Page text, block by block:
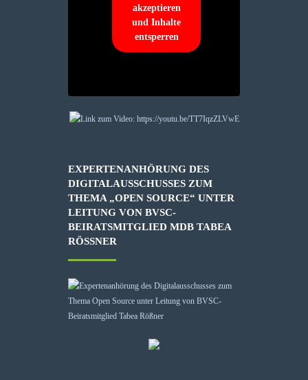
akzeptieren
und Inhalte
entsperren
EXPERTENANHÖRUNG DES
DIGITALAUSSCHUSSES ZUM
THEMA „OPEN SOURCE“ UNTER
LEITUNG VON BVSC-
BEIRATSMITGLIED MDB TABEA
RÖSSNER